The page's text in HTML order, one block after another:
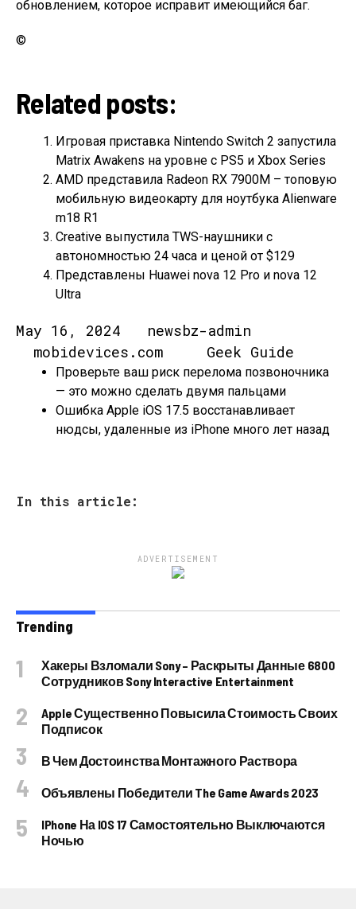
обновлением, которое исправит имеющийся баг.
©
Related posts:
Игровая приставка Nintendo Switch 2 запустила
Matrix Awakens на уровне с PS5 и Xbox Series
AMD представила Radeon RX 7900M – топовую
мобильную видеокарту для ноутбука Alienware
m18 R1
Creative выпустила TWS-наушники с
автономностью 24 часа и ценой от $129
Представлены Huawei nova 12 Pro и nova 12
Ultra
May 16, 2024 newsbz-admin
mobidevices.com Geek Guide
Проверьте ваш риск перелома позвоночника
— это можно сделать двумя пальцами
Ошибка Apple iOS 17.5 восстанавливает
нюдсы, удаленные из iPhone много лет назад
In this article:
ADVERTISEMENT
Trending
Хакеры Взломали Sony – Раскрыты Данные 6800
Сотрудников Sony Interactive Entertainment
Apple Существенно Повысила Стоимость Своих
Подписок
В Чем Достоинства Монтажного Раствора
Объявлены Победители The Game Awards 2023
IPhone На IOS 17 Самостоятельно Выключаются
Ночью